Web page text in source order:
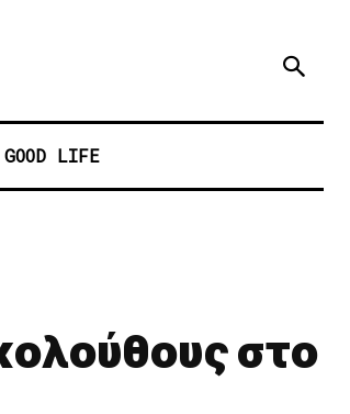
GOOD LIFE
στο